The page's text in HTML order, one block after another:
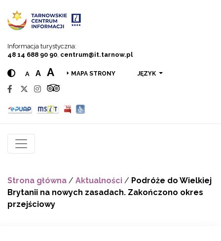
Informacja turystyczna:
48 14 688 90 90 centrum@it.tarnow.pl
A A A MAPA STRONY JĘZYK
Strona główna / Aktualności / Podróże do Wielkiej
Brytanii na nowych zasadach. Zakończono okres
przejściowy